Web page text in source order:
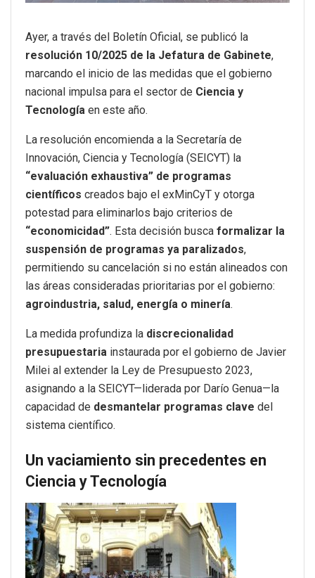
Ayer, a través del Boletín Oficial, se publicó la
resolución 10/2025 de la Jefatura de Gabinete,
marcando el inicio de las medidas que el gobierno
nacional impulsa para el sector de Ciencia y
Tecnología en este año.
La resolución encomienda a la Secretaría de
Innovación, Ciencia y Tecnología (SEICYT) la
“evaluación exhaustiva” de programas
científicos creados bajo el exMinCyT y otorga
potestad para eliminarlos bajo criterios de
“economicidad”. Esta decisión busca formalizar la
suspensión de programas ya paralizados,
permitiendo su cancelación si no están alineados con
las áreas consideradas prioritarias por el gobierno:
agroindustria, salud, energía o minería.
La medida profundiza la discrecionalidad
presupuestaria instaurada por el gobierno de Javier
Milei al extender la Ley de Presupuesto 2023,
asignando a la SEICYT—liderada por Darío Genua—la
capacidad de desmantelar programas clave del
sistema científico.
Un vaciamiento sin precedentes en
Ciencia y Tecnología